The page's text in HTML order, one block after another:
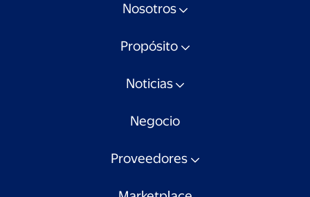
Nosotros
Propósito
Noticias
Negocio
Proveedores